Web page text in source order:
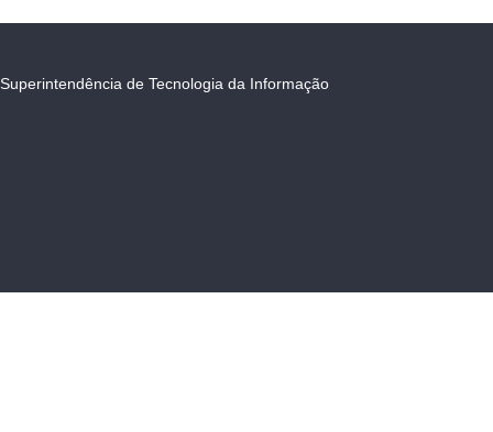
Superintendência de Tecnologia da Informação